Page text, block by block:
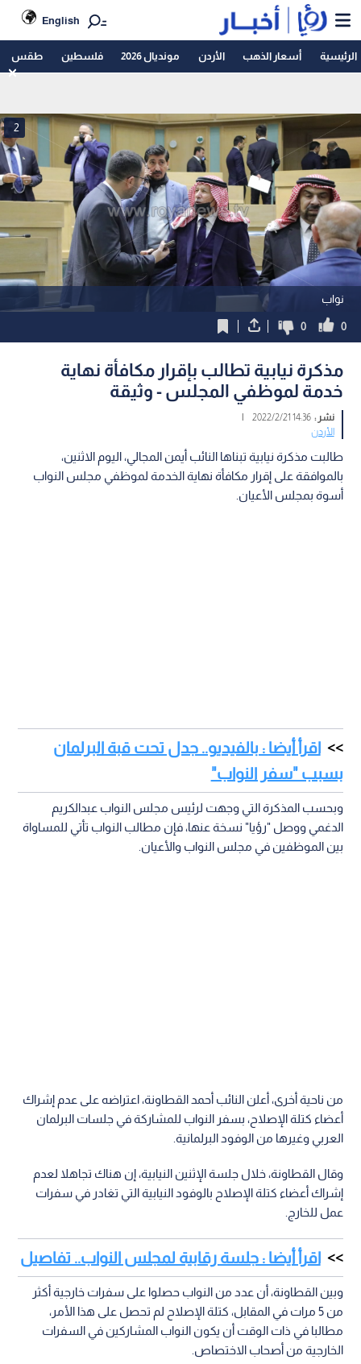
English
الرئيسية أسعار الذهب الأردن مونديال 2026 فلسطين طقس
نواب
2
0
0
مذكرة نيابية تطالب بإقرار مكافأة نهاية
خدمة لموظفي المجلس - وثيقة
نشر :14:36 2022/2/21
|
الأردن
طالبت مذكرة نيابية تبناها النائب أيمن المجالي، اليوم الاثنين،
بالموافقة على إقرار مكافأة نهاية الخدمة لموظفي مجلس النواب
أسوة بمجلس الأعيان.
اقرأ أيضا : بالفيديو.. جدل تحت قبة البرلمان
بسبب "سفر النواب"
وبحسب المذكرة التي وجهت لرئيس مجلس النواب عبدالكريم
الدغمي ووصل "رؤيا" نسخة عنها، فإن مطالب النواب تأتي للمساواة
بين الموظفين في مجلس النواب والأعيان.
من ناحية أخرى، أعلن النائب أحمد القطاونة، اعتراضه على عدم إشراك
أعضاء كتلة الإصلاح، بسفر النواب للمشاركة في جلسات البرلمان
العربي وغيرها من الوفود البرلمانية.
وقال القطاونة، خلال جلسة الإثنين النيابية، إن هناك تجاهلا لعدم
إشراك أعضاء كتلة الإصلاح بالوفود النيابية التي تغادر في سفرات
عمل للخارج.
اقرأ أيضا : جلسة رقابية لمجلس النواب.. تفاصيل
وبين القطاونة، أن عدد من النواب حصلوا على سفرات خارجية أكثر
من 5 مرات في المقابل، كتلة الإصلاح لم تحصل على هذا الأمر،
مطالبا في ذات الوقت أن يكون النواب المشاركين في السفرات
الخارجية من أصحاب الاختصاص.